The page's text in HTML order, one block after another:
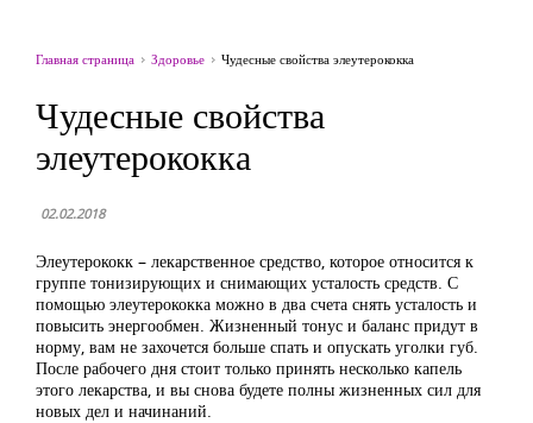
Главная страница Здоровье Чудесные свойства элеутерококка
Чудесные свойства
элеутерококка
02.02.2018
Элеутерококк – лекарственное средство, которое относится к
группе тонизирующих и снимающих усталость средств. С
помощью элеутерококка можно в два счета снять усталость и
повысить энергообмен. Жизненный тонус и баланс придут в
норму, вам не захочется больше спать и опускать уголки губ.
После рабочего дня стоит только принять несколько капель
этого лекарства, и вы снова будете полны жизненных сил для
новых дел и начинаний.